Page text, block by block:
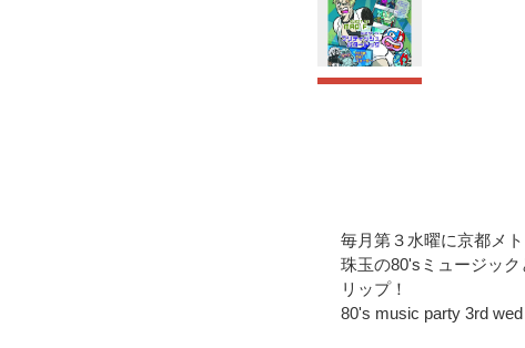
毎月第３水曜に京都メ
珠玉の80'sミュージッ
リップ！
80's music party 3rd